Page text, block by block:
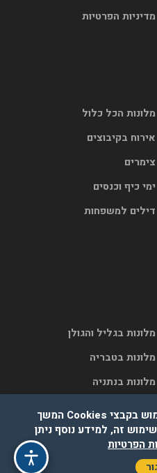
מדיניות הפרטיות
מלונות הכל כלול
אירוח בקיבוצים
צימרים
ימי כיף וכנסים
דילים למשפחות
מלונות בגליל והגולן
מלונות בטבריה
מלונות בנתניה
לידיעתך, באתר זה נעשה שימוש בקבצי Cookies המשך
זה, למידע נוסף ניתן
הפרטיות